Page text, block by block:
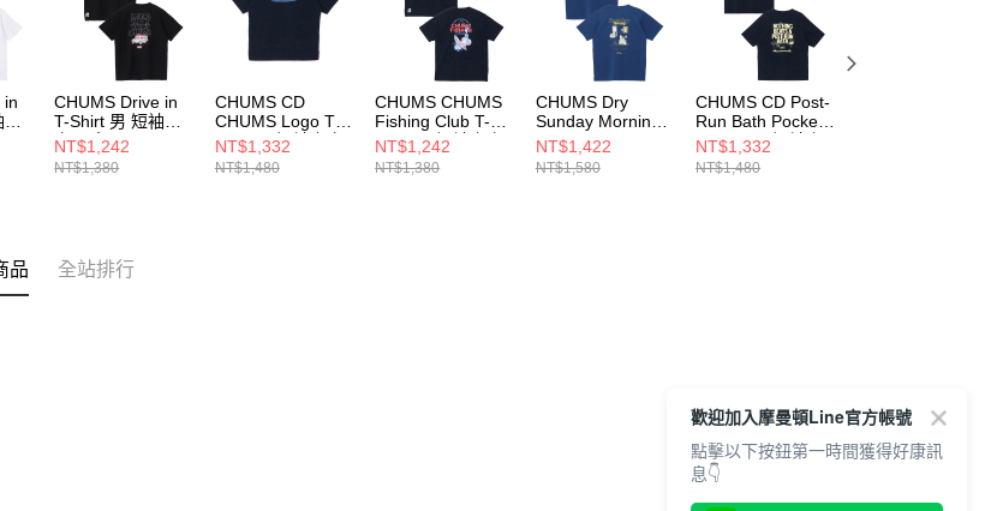
in
上
CHUMS Drive in
T-Shirt 男 短袖上
衣 黑色
CH012744K001
NT$1,242
NT$1,380
CHUMS CD
CHUMS Logo T-
Shirt 男 短袖上衣
深藍
CH012755N001
NT$1,332
NT$1,480
CHUMS CHUMS
Fishing Club T-
Shirt 男 短袖上衣
深藍
CH012753N001
NT$1,242
NT$1,380
CHUMS Dry
Sunday Morning
Pocket T-Shirt 男
短袖上衣 深藍
CH012761N001
NT$1,422
NT$1,580
CHUMS CD Post-
Run Bath Pocket
T-Shirt 男 短袖上
衣 深藍
CH012758N001
NT$1,332
NT$1,480
品 全站排行
歡迎加入摩曼頓Line官方帳號
點擊以下按鈕第一時間獲得好康訊
息👇